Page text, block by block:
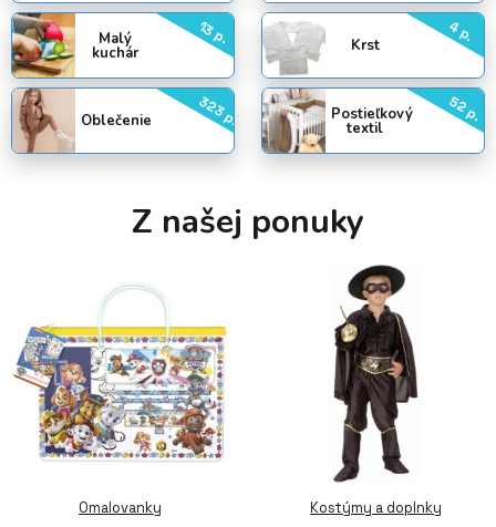
Malý
kuchár
13 p. Krst
4 p.
Oblečenie 323 p. Postieľkový
textil
52 p.
Z našej ponuky
Omalovanky Kostýmy a doplnky